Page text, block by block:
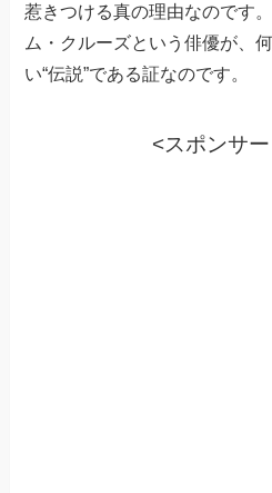
惹きつける真の理由なのです
ム・クルーズという俳優が、
い“伝説”である証なのです。
<スポンサ